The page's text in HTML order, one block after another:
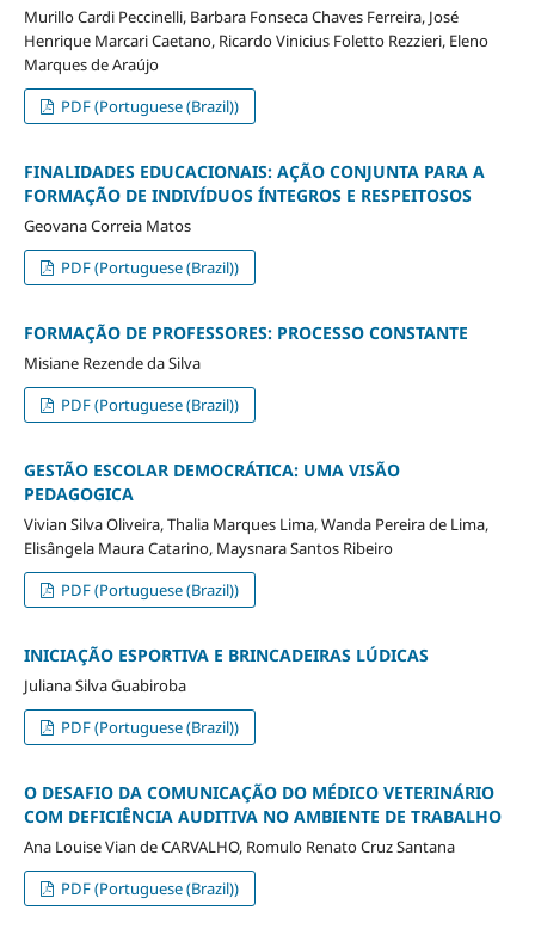
Murillo Cardi Peccinelli, Barbara Fonseca Chaves Ferreira, José
Henrique Marcari Caetano, Ricardo Vinicius Foletto Rezzieri, Eleno
Marques de Araújo
PDF (Portuguese (Brazil))
FINALIDADES EDUCACIONAIS: AÇÃO CONJUNTA PARA A
FORMAÇÃO DE INDIVÍDUOS ÍNTEGROS E RESPEITOSOS
Geovana Correia Matos
PDF (Portuguese (Brazil))
FORMAÇÃO DE PROFESSORES: PROCESSO CONSTANTE
Misiane Rezende da Silva
PDF (Portuguese (Brazil))
GESTÃO ESCOLAR DEMOCRÁTICA: UMA VISÃO
PEDAGOGICA
Vivian Silva Oliveira, Thalia Marques Lima, Wanda Pereira de Lima,
Elisângela Maura Catarino, Maysnara Santos Ribeiro
PDF (Portuguese (Brazil))
INICIAÇÃO ESPORTIVA E BRINCADEIRAS LÚDICAS
Juliana Silva Guabiroba
PDF (Portuguese (Brazil))
O DESAFIO DA COMUNICAÇÃO DO MÉDICO VETERINÁRIO
COM DEFICIÊNCIA AUDITIVA NO AMBIENTE DE TRABALHO
Ana Louise Vian de CARVALHO, Romulo Renato Cruz Santana
PDF (Portuguese (Brazil))